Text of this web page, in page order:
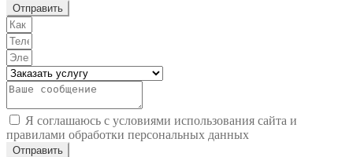
Отправить
Я соглашаюсь с условиями использования сайта и
правилами обработки персональных данных
Отправить